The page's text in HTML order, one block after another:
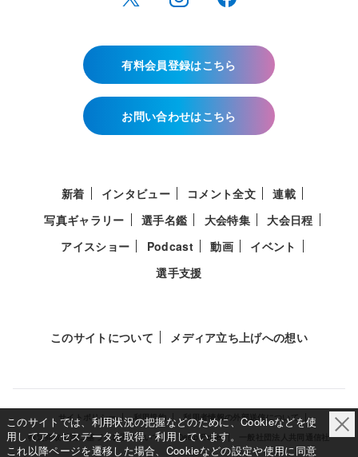
有料会員登録はこちら
お問い合わせはこちら
新着 インタビュー コメント全文
連載
写真ギャラリー
選手名鑑 大会特集
大会日程
アイスショー
Podcast 動画
イベント
選手支援
このサイトについて メディア立ち上げへの想い
サイトポリシー 利用規約
利用者情報の外部送信について
特定商取引法に基づく表示について
Deep Edge 一般社団法人共同通信社
このサイトでは、利用状況の把握などのために、Cookieなどを使
用してアクセスデータを取得・利用しています。
これ以降ページを遷移した場合、Cookieなどの設定や使用に同意